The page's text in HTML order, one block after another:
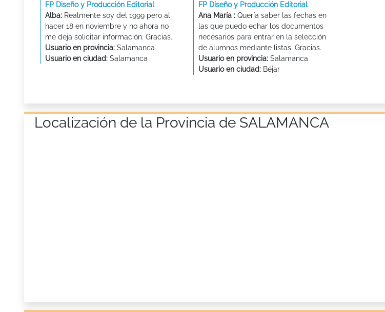
FP Diseño y Producción Editorial
Alba: Realmente soy del 1999 pero al
hacer 18 en noviembre y no ahora no
me deja solicitar información. Gracias.
Usuario en provincia: Salamanca
Usuario en ciudad: Salamanca
FP Diseño y Producción Editorial
Ana María : Quería saber las fechas en
las que puedo echar los documentos
necesarios para entrar en la selección
de alumnos mediante listas. Gracias.
Usuario en provincia: Salamanca
Usuario en ciudad: Béjar
Localización de la Provincia de SALAMANCA